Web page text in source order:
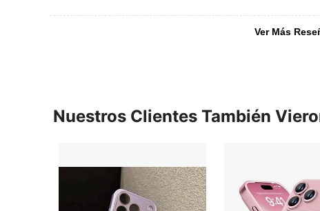
Ver Más
Nuestros Clientes También